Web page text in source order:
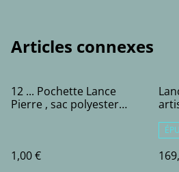
Articles connexes
12 ... Pochette Lance
Pierre , sac polyester
1,00 €